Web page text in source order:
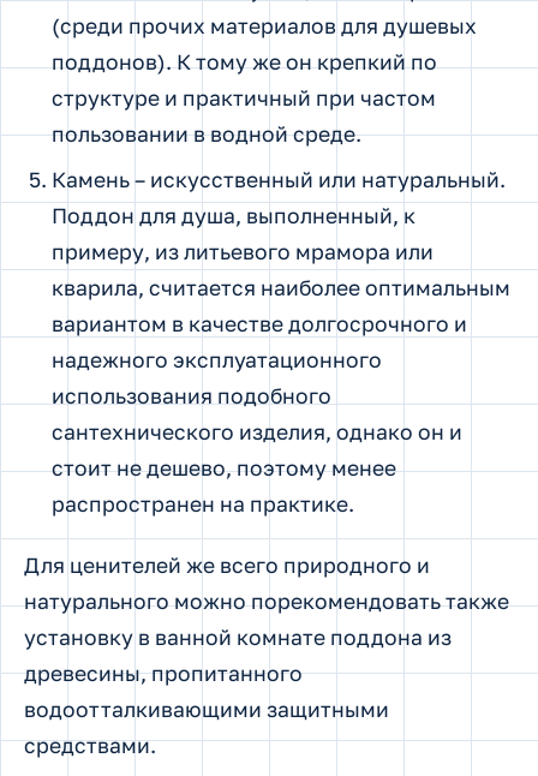
(среди прочих материалов для душевых
поддонов). К тому же он крепкий по
структуре и практичный при частом
пользовании в водной среде.
Камень – искусственный или натуральный.
Поддон для душа, выполненный, к
примеру, из литьевого мрамора или
кварила, считается наиболее оптимальным
вариантом в качестве долгосрочного и
надежного эксплуатационного
использования подобного
сантехнического изделия, однако он и
стоит не дешево, поэтому менее
распространен на практике.
Для ценителей же всего природного и
натурального можно порекомендовать также
установку в ванной комнате поддона из
древесины, пропитанного
водоотталкивающими защитными
средствами.